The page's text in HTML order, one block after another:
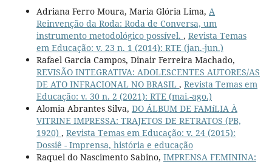
Adriana Ferro Moura, Maria Glória Lima, A
Reinvenção da Roda: Roda de Conversa, um
instrumento metodológico possível. , Revista Temas
em Educação: v. 23 n. 1 (2014): RTE (jan.-jun.)
Rafael Garcia Campos, Dinair Ferreira Machado,
REVISÃO INTEGRATIVA: ADOLESCENTES AUTORES/AS
DE ATO INFRACIONAL NO BRASIL , Revista Temas em
Educação: v. 30 n. 2 (2021): RTE (mai.-ago.)
Alomia Abrantes Silva, DO ÁLBUM DE FAMíLIA À
VITRINE IMPRESSA: TRAJETOS DE RETRATOS (PB,
1920) , Revista Temas em Educação: v. 24 (2015):
Dossiê - Imprensa, história e educação
Raquel do Nascimento Sabino, IMPRENSA FEMININA: